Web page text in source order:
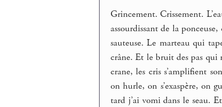
Grincement. Crissement.
assourdissant de la
sauteuse. Le marteau qui
crâne. Et le bruit des pas qui
crane, les cris s’amplifient
on hurle, on s’exaspère, on
tard j’ai vomi dans le seau.